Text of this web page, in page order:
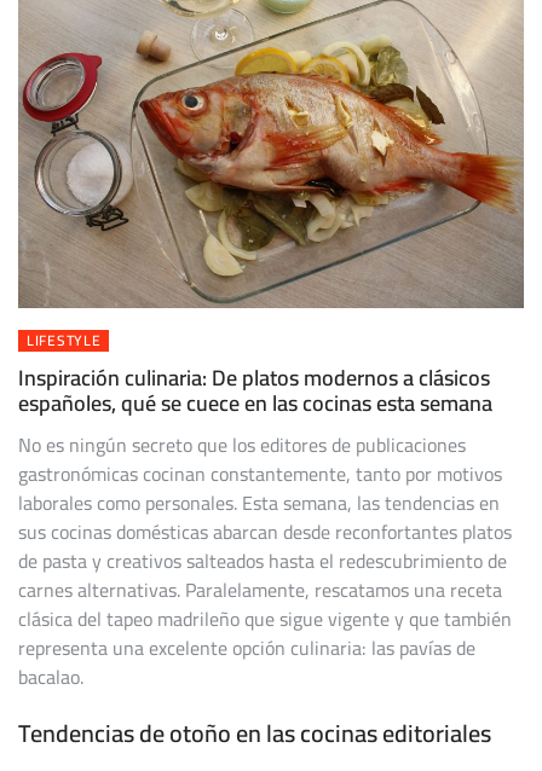
LIFESTYLE
Inspiración culinaria: De platos modernos a clásicos
españoles, qué se cuece en las cocinas esta semana
No es ningún secreto que los editores de publicaciones
gastronómicas cocinan constantemente, tanto por motivos
laborales como personales. Esta semana, las tendencias en
sus cocinas domésticas abarcan desde reconfortantes platos
de pasta y creativos salteados hasta el redescubrimiento de
carnes alternativas. Paralelamente, rescatamos una receta
clásica del tapeo madrileño que sigue vigente y que también
representa una excelente opción culinaria: las pavías de
bacalao.
Tendencias de otoño en las cocinas editoriales